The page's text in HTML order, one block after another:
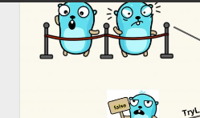
Go 入门教
PHP 全栈
玩转
成长思